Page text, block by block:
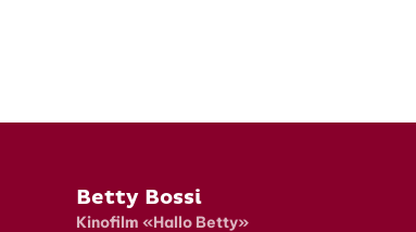
Fusszeile
Betty Bossi
Kinofilm «Hallo Betty»